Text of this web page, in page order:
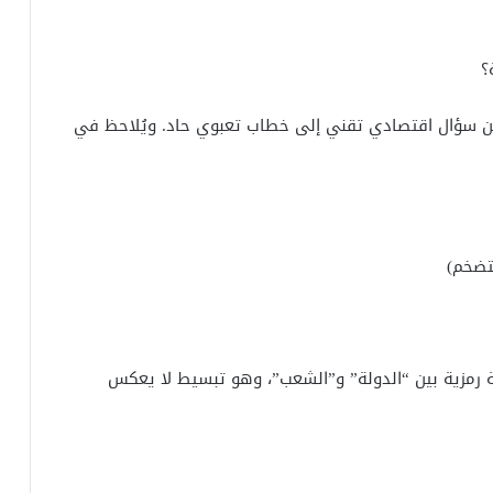
سؤال اقتصادي تقني إلى خطاب تعبوي حاد. ويُلاحظ في
بين “الدولة” و”الشعب”، وهو تبسيط لا يعكس